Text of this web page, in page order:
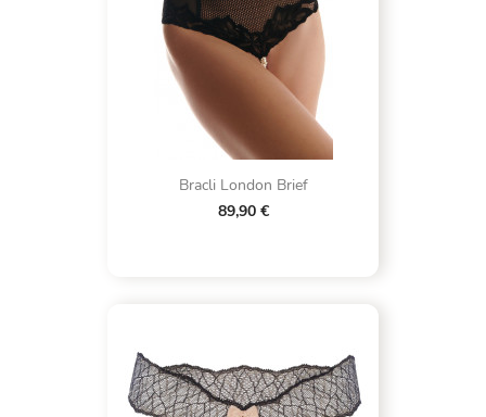
Bracli London Brief
89,90 €